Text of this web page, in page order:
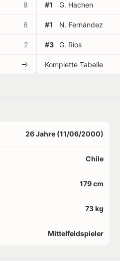
8
6
2
#1 G. Hachen
#1 N. Fernández
#3 G. Ríos
Komplette Tabelle
26 Jahre (11/06/2000)
Chile
179 cm
73 kg
Mittelfeldspieler